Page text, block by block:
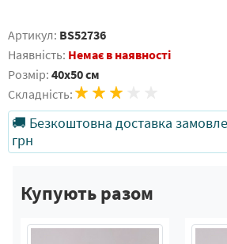
Артикул: BS52736
Наявність: Немає в наявності
Розмір: 40x50 см
Складність:
🚚 Безкоштовна доставка
грн
Купують разом